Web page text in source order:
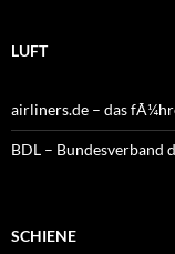
LUFT
airliners.de – das
BDL – Bundesverband
SCHIENE